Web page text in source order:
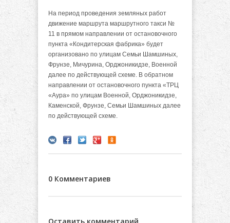
На период проведения земляных работ
движение маршрута маршрутного такси №
11 в прямом направлении от остановочного
пункта «Кондитерская фабрика» будет
организовано по улицам Семьи Шамшиных,
Фрунзе, Мичурина, Орджоникидзе, Военной
далее по действующей схеме. В обратном
направлении от остановочного пункта «ТРЦ
«Аура» по улицам Военной, Орджоникидзе,
Каменской, Фрунзе, Семьи Шамшиных далее
по действующей схеме.
0 Комментариев